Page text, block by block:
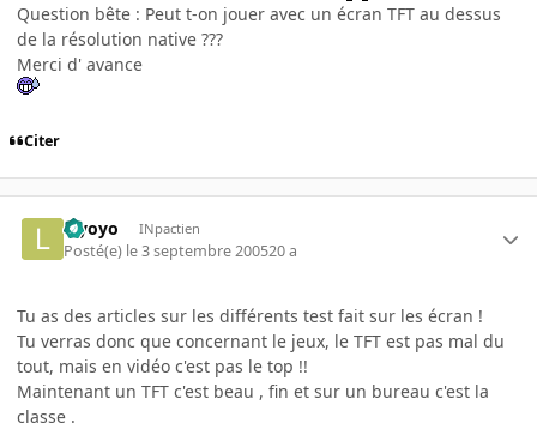
Question bête : Peut t-on jouer avec un écran TFT au dessus
de la résolution native ???
Merci d' avance
Citer
leyoyo INpactien
Posté(e) le 3 septembre 200520 a
Tu as des articles sur les différents test fait sur les écran !
Tu verras donc que concernant le jeux, le TFT est pas mal du
tout, mais en vidéo c'est pas le top !!
Maintenant un TFT c'est beau , fin et sur un bureau c'est la
classe .